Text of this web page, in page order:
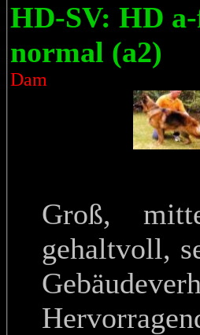
HD-SV: HD
normal (a2)
Dam
Groß,
gehaltvoll,